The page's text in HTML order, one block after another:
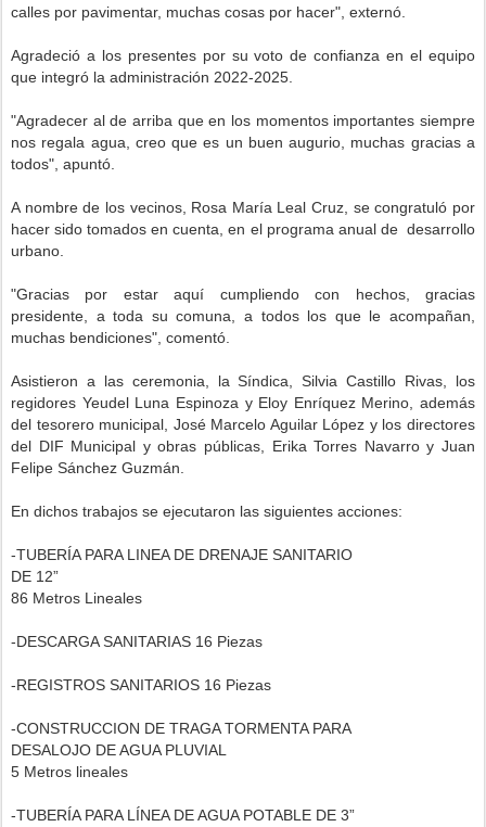
calles por pavimentar, muchas cosas por hacer", externó.
Agradeció a los presentes por su voto de confianza en el equipo
que integró la administración 2022-2025.
"Agradecer al de arriba que en los momentos importantes siempre
nos regala agua, creo que es un buen augurio, muchas gracias a
todos", apuntó.
A nombre de los vecinos, Rosa María Leal Cruz, se congratuló por
hacer sido tomados en cuenta, en el programa anual de desarrollo
urbano.
"Gracias por estar aquí cumpliendo con hechos, gracias
presidente, a toda su comuna, a todos los que le acompañan,
muchas bendiciones", comentó.
Asistieron a las ceremonia, la Síndica, Silvia Castillo Rivas, los
regidores Yeudel Luna Espinoza y Eloy Enríquez Merino, además
del tesorero municipal, José Marcelo Aguilar López y los directores
del DIF Municipal y obras públicas, Erika Torres Navarro y Juan
Felipe Sánchez Guzmán.
En dichos trabajos se ejecutaron las siguientes acciones:
-TUBERÍA PARA LINEA DE DRENAJE SANITARIO
DE 12”
86 Metros Lineales
-DESCARGA SANITARIAS 16 Piezas
-REGISTROS SANITARIOS 16 Piezas
-CONSTRUCCION DE TRAGA TORMENTA PARA
DESALOJO DE AGUA PLUVIAL
5 Metros lineales
-TUBERÍA PARA LÍNEA DE AGUA POTABLE DE 3”